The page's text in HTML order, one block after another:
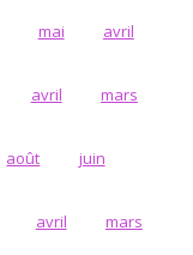
mai
avril
avril
mars
août
juin
avril
mars